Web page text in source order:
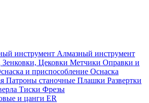
инструмент Алмазный инструмент
Зенковки, Цековки Метчики Оправки и
и приспособление Оснаска
Патроны станочные Плашки Развертки
Тиски Фрезы
и цанги ER